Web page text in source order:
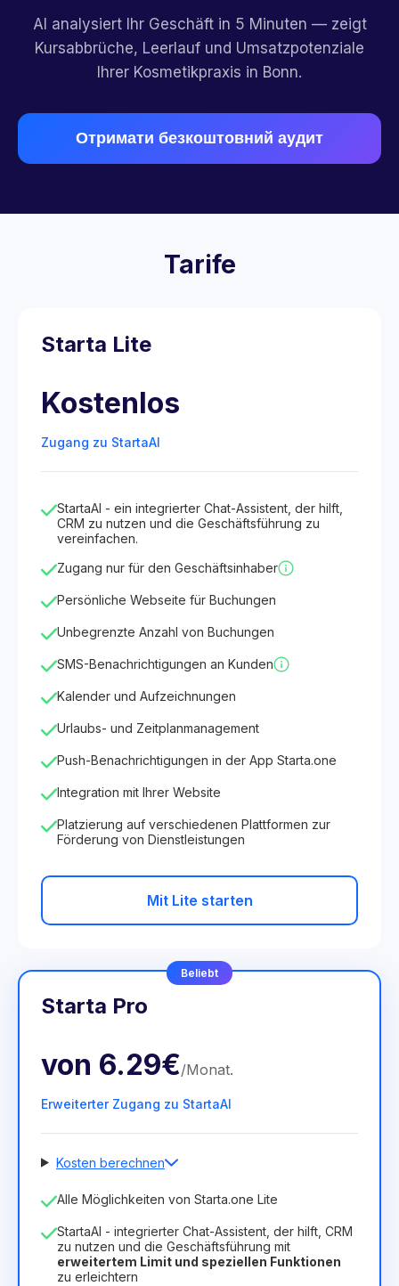
AI analysiert Ihr Geschäft in 5 Minuten — zeigt
Kursabbrüche, Leerlauf und Umsatzpotenziale
Ihrer Kosmetikpraxis in Bonn.
Отримати безкоштовний аудит
Tarife
Starta Lite
Kostenlos
Zugang zu StartaAI
StartaAI - ein integrierter Chat-Assistent, der hilft,
CRM zu nutzen und die Geschäftsführung zu
vereinfachen.
Zugang nur für den Geschäftsinhaber
Persönliche Webseite für Buchungen
Unbegrenzte Anzahl von Buchungen
SMS-Benachrichtigungen an Kunden
Kalender und Aufzeichnungen
Urlaubs- und Zeitplanmanagement
Push-Benachrichtigungen in der App Starta.one
Integration mit Ihrer Website
Platzierung auf verschiedenen Plattformen zur
Förderung von Dienstleistungen
Mit Lite starten
Beliebt
Starta Pro
von 6.29€/Monat.
Erweiterter Zugang zu StartaAI
Kosten berechnen
Anzahl der Mitarbeiter
Dauer der Lizenz
12 Months(Rabatt -25%) Vorteilhaft
Alle Möglichkeiten von Starta.one Lite
StartaAI - integrierter Chat-Assistent, der hilft, CRM
zu nutzen und die Geschäftsführung mit
erweitertem Limit und speziellen Funktionen
zu erleichtern